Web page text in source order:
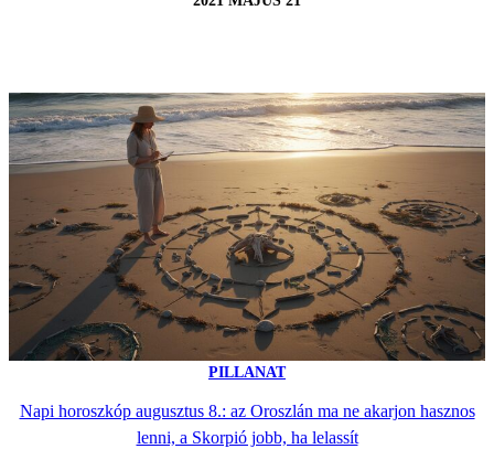
PILLANAT
Napi horoszkóp augusztus 8.: az Oroszlán ma ne akarjon hasznos
lenni, a Skorpió jobb, ha lelassít